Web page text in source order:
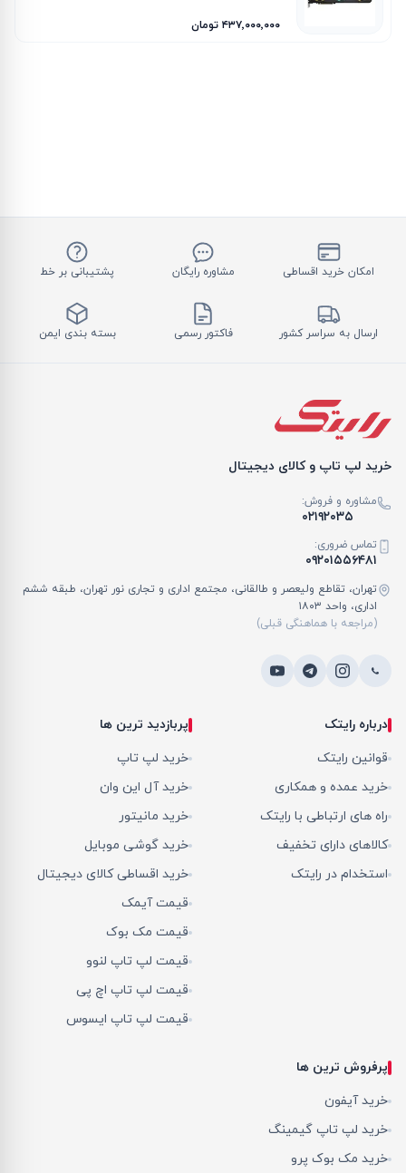
۴۳۷٬۰۰۰٬۰۰۰ تومان
امکان خرید اقساطی مشاوره رایگان پشتیبانی بر خط
ارسال به سراسر کشور فاکتور رسمی بسته بندی ایمن
خرید لپ تاپ و کالای دیجیتال
مشاوره و فروش:
۰۲۱۹۲۰۳۵
تماس ضروری:
۰۹۲۰۱۵۵۶۴۸۱
تهران، تقاطع ولیعصر و طالقانی، مجتمع اداری و تجاری نور تهران، طبقه ششم
اداری، واحد ۱۸۰۳
(مراجعه با هماهنگی قبلی)
درباره رایتک
قوانین رایتک
خرید عمده و همکاری
راه های ارتباطی با رایتک
کالاهای دارای تخفیف
استخدام در رایتک
پربازدید ترین ها
خرید لپ تاپ
خرید آل این وان
خرید مانیتور
خرید گوشی موبایل
خرید اقساطی کالای دیجیتال
قیمت آیمک
قیمت مک بوک
قیمت لپ تاپ لنوو
قیمت لپ تاپ اچ پی
قیمت لپ تاپ ایسوس
پرفروش ترین ها
خرید آیفون
خرید لپ تاپ گیمینگ
خرید مک بوک پرو